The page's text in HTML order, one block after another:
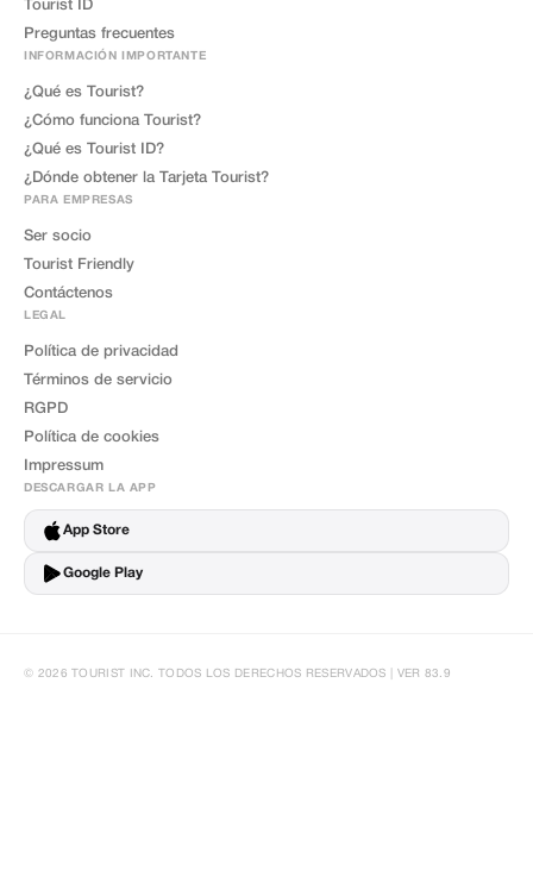
Tourist ID
Preguntas frecuentes
INFORMACIÓN IMPORTANTE
¿Qué es Tourist?
¿Cómo funciona Tourist?
¿Qué es Tourist ID?
¿Dónde obtener la Tarjeta Tourist?
PARA EMPRESAS
Ser socio
Tourist Friendly
Contáctenos
LEGAL
Política de privacidad
Términos de servicio
RGPD
Política de cookies
Impressum
DESCARGAR LA APP
App Store
Google Play
© 2026 TOURIST INC. TODOS LOS DERECHOS RESERVADOS | VER 83.9